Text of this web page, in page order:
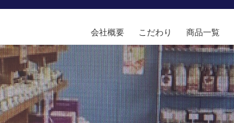
会社概要 こだわり 商品一覧